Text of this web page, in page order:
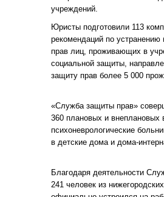
учреждений.
Юристы подготовили 113
рекомендаций по устранению
прав лиц, проживающих в
социальной защиты,
защиту прав более 5 000
«Служба защиты прав»
360 плановых и
психоневрологические
в детские дома и дома-
Благодаря деятельности
241 человек из